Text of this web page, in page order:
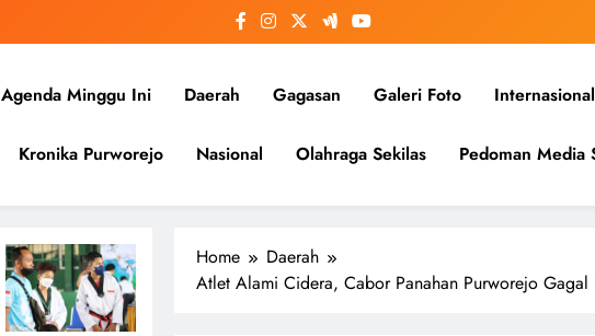
Agenda Minggu Ini Daerah Gagasan Galeri Foto Internasional
Kronika Purworejo Nasional Olahraga Sekilas Pedoman Media
Home
Daerah
Atlet Alami Cidera, Cabor Panahan Purworejo Gagal